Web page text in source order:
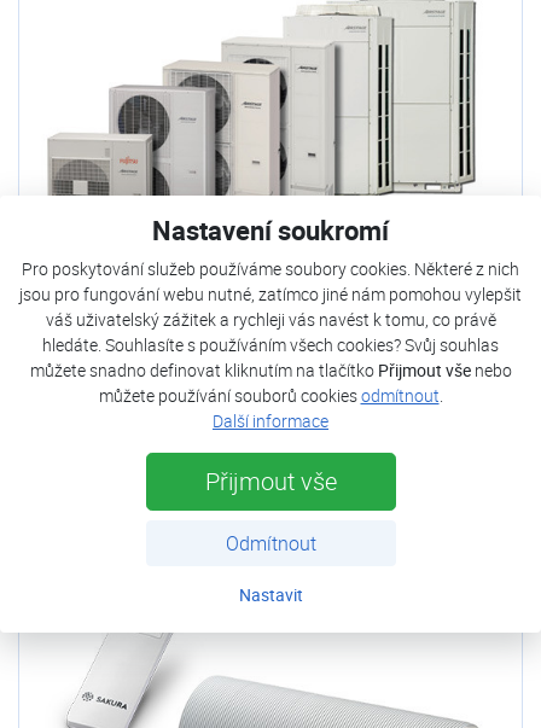
Nastavení soukromí
Pro poskytování služeb používáme soubory cookies. Některé z nich
jsou pro fungování webu nutné, zatímco jiné nám pomohou vylepšit
váš uživatelský zážitek a rychleji vás navést k tomu, co právě
hledáte. Souhlasíte s používáním všech cookies? Svůj souhlas
můžete snadno definovat kliknutím na tlačítko Přijmout všenebo
můžete používání souborů cookiesodmítnout
Další informace
Přijmout vše
Odmítnout
Nastavit
Klimatizace pro komerční a průmyslové objekty
Zajistěte lidem teplotní pohodu. Je jedno, zda jsou to vaši
zaměstnanci, zákazníci, nebo náhodní návštěvníci. Vaše
prostory je nadchnou … a to chcete.